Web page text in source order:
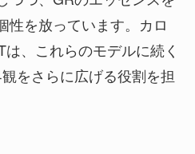
性を放っています。カロ
、これらのモデルに続く
をさらに広げる役割を担